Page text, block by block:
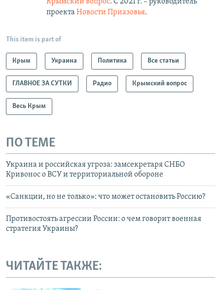
проекта Новости Приазовья.
This item is part of
Крым Украина Политика Все статьи
ГЛАВНОЕ ЗА СУТКИ Радио Крымский вопрос
Весь Крым
ПО ТЕМЕ
Украина и российская угроза: замсекретаря СНБО
Кривонос о ВСУ и территориальной обороне
«Санкции, но не только»: что может остановить Россию?
Противостоять агрессии России: о чем говорит военная
стратегия Украины?
ЧИТАЙТЕ ТАКЖЕ: